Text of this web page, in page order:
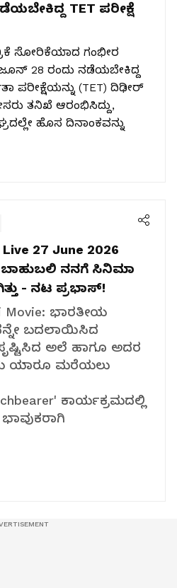
TET ಪರೀಕ್ಷೆ
ಸೋರಿಕೆಯಾದ ಗಂಭೀರ
28 ರಂದು ನಡೆಯಬೇಕಿದ್ದ
ಪರೀಕ್ಷೆಯನ್ನು (TET) ದಿಢೀರ್
ತನಿಖೆ ಆರಂಭಿಸಿದ್ದು,
ಹೊಸ ದಿನಾಂಕವನ್ನು
27 June 2026
ಬಾಹುಬಲಿ ನನಗೆ ಸಿನಿಮಾ
- ನಟ ಪ್ರಭಾಸ್!
Movie: ಭಾರತೀಯ
ಬದಲಾಯಿಸಿದ
ಅಲೆ ಹಾಗೂ ಅದರ
ಯಾರೂ ಮರೆಯಲು
ಕಾರ್ಯಕ್ರಮದಲ್ಲಿ